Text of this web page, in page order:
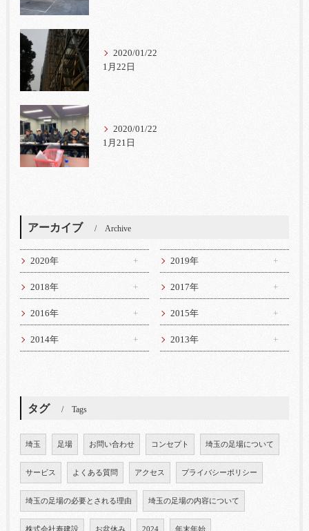
2020/01/22
1月22日
2020/01/22
1月21日
アーカイブ Archive
2020年 2019年
2018年 2017年
2016年 2015年
2014年 2013年
タグ Tags
埼玉 足場 お問い合わせ コンセプト 埼玉の足場について
サービス よくある質問 アクセス プライバシーポリシー
埼玉の足場の必要とされる理由 埼玉の足場の内容について
株式会社寿建設 お盆休み 2024 年末年始